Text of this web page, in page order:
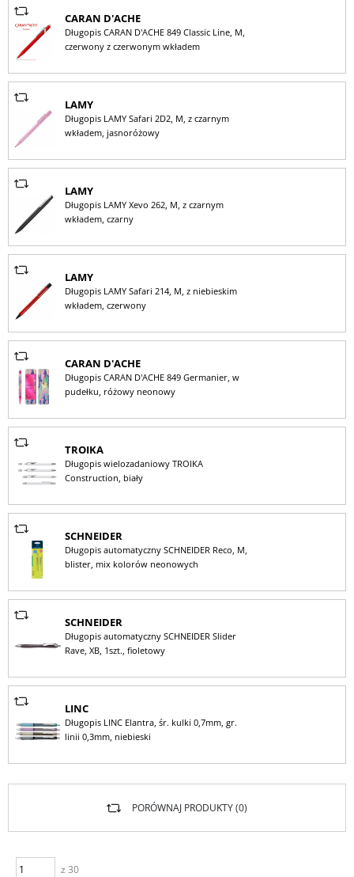
CARAN D'ACHE
Długopis CARAN D'ACHE 849 Classic Line, M,
czerwony z czerwonym wkładem
LAMY
Długopis LAMY Safari 2D2, M, z czarnym
wkładem, jasnoróżowy
LAMY
Długopis LAMY Xevo 262, M, z czarnym
wkładem, czarny
LAMY
Długopis LAMY Safari 214, M, z niebieskim
wkładem, czerwony
CARAN D'ACHE
Długopis CARAN D'ACHE 849 Germanier, w
pudełku, różowy neonowy
TROIKA
Długopis wielozadaniowy TROIKA
Construction, biały
SCHNEIDER
Długopis automatyczny SCHNEIDER Reco, M,
blister, mix kolorów neonowych
SCHNEIDER
Długopis automatyczny SCHNEIDER Slider
Rave, XB, 1szt., fioletowy
LINC
Długopis LINC Elantra, śr. kulki 0,7mm, gr.
linii 0,3mm, niebieski
z 30
PORÓWNAJ PRODUKTY (0)